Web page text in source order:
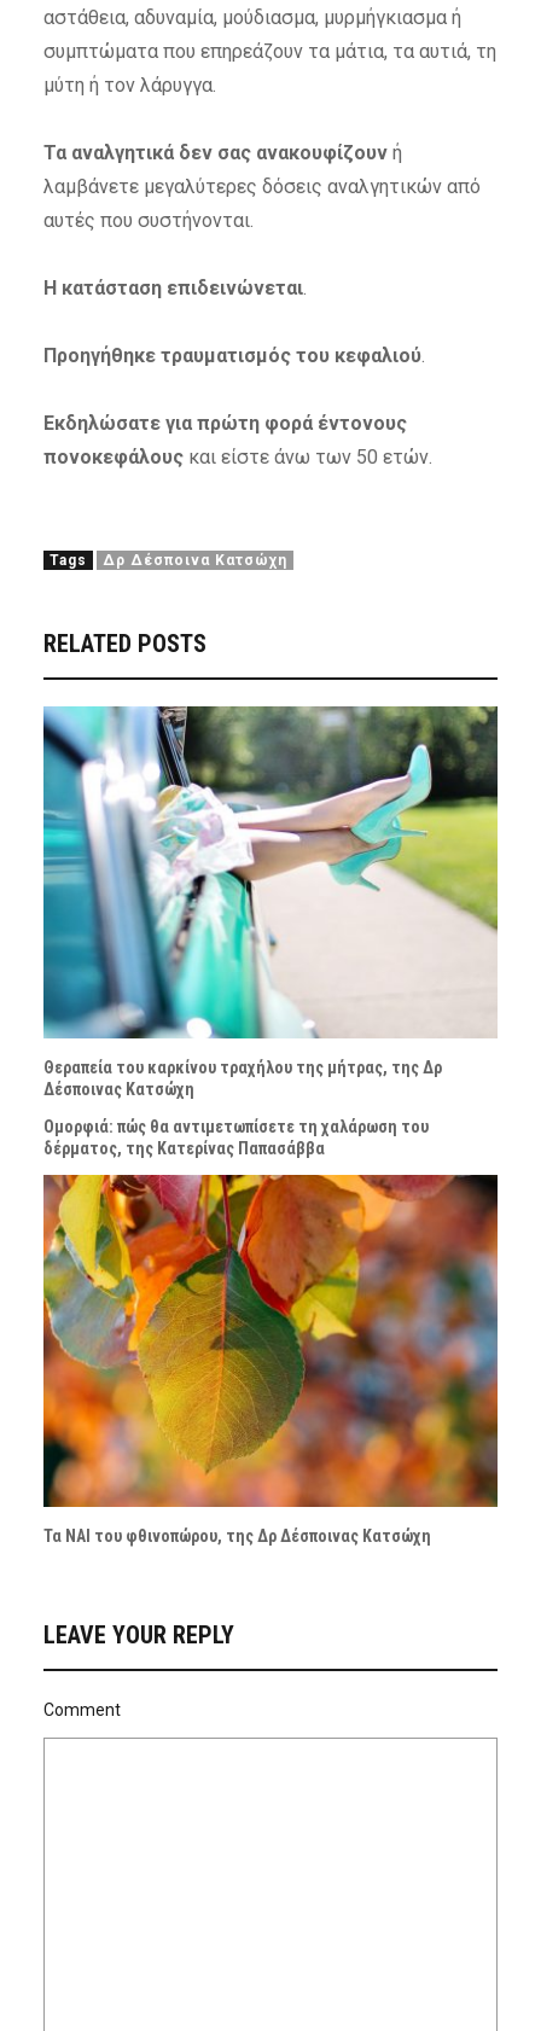
αστάθεια, αδυναμία, μούδιασμα, μυρμήγκιασμα ή
συμπτώματα που επηρεάζουν τα μάτια, τα αυτιά, τη
μύτη ή τον λάρυγγα.
Τα αναλγητικά δεν σας ανακουφίζουνή
λαμβάνετε μεγαλύτερες δόσεις αναλγητικών από
αυτές που συστήνονται.
Η κατάσταση επιδεινώνεται.
Προηγήθηκε τραυματισμός του κεφαλιού.
Εκδηλώσατε για πρώτη φορά έντονους
πονοκεφάλουςκαι είστε άνω των 50 ετών.
Tags Δρ Δέσποινα Κατσώχη
RELATED POSTS
Θεραπεία του καρκίνου τραχήλου της μήτρας, της Δρ
Δέσποινας Κατσώχη
Ομορφιά: πώς θα αντιμετωπίσετε τη χαλάρωση του
δέρματος, της Κατερίνας Παπασάββα
Τα ΝΑΙ του φθινοπώρου, της Δρ Δέσποινας Κατσώχη
LEAVE YOUR REPLY
Comment